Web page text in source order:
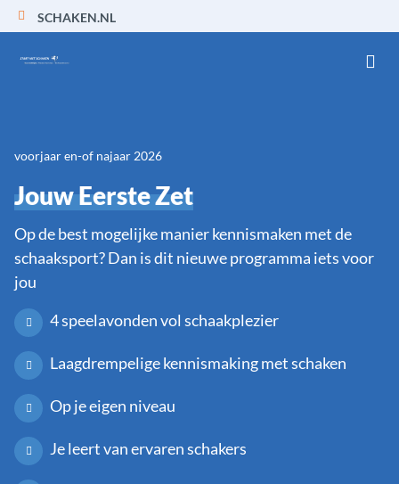
SCHAKEN.NL
voorjaar en-of najaar 2026
Jouw Eerste Zet
Op de best mogelijke manier kennismaken met de
schaaksport? Dan is dit nieuwe programma iets voor
jou
4 speelavonden vol schaakplezier
Laagdrempelige kennismaking met schaken
Op je eigen niveau
Je leert van ervaren schakers